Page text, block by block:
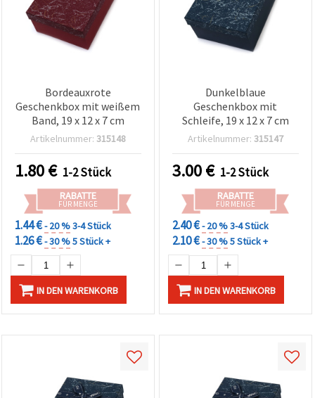
Bordeauxrote
Geschenkbox mit weißem
Band, 19 x 12 x 7 cm
Artikelnummer: 315148
1.80€ 1-2 Stück
RABATTE
FÜR MENGE
1.44 €- 20 %3-4 Stück
1.26 €- 30 %5 Stück +
IN DEN WARENKORB
Dunkelblaue
Geschenkbox mit
Schleife, 19 x 12 x 7 cm
Artikelnummer: 315147
3.00€ 1-2 Stück
RABATTE
FÜR MENGE
2.40 €- 20 %3-4 Stück
2.10 €- 30 %5 Stück +
IN DEN WARENKORB